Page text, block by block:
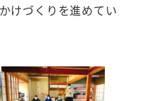
けづくりを進めてい